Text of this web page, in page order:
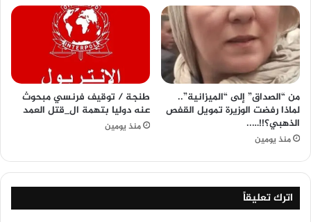
من “الصداق” إلى “الميزانية”..
لماذا رفضت الوزيرة تمويل القفص
الذهبي؟!!…..
منذ يومين
طنجة / توقيف فرنسي مبحوث
عنه دوليا بتهمة ال_قتل العمد
منذ يومين
اترك تعليقاً